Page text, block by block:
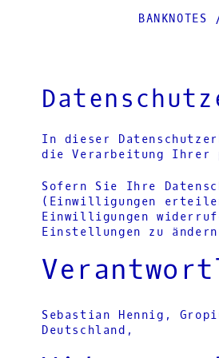
BANKNOTES
In dieser
die Verarbeitung Ihrer
Sofern Sie Ihre
(Einwilligungen
Einwilligungen
Einstellungen zu
Sebastian Hennig,
Deutschland,